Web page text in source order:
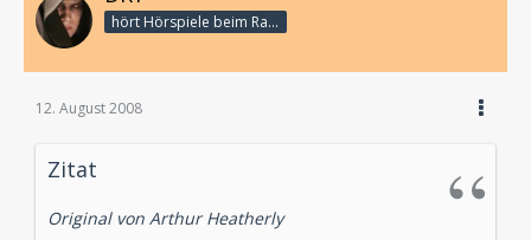
hört Hörspiele beim Rasenmähen
12. August 2008
Zitat
Original von Arthur Heatherly